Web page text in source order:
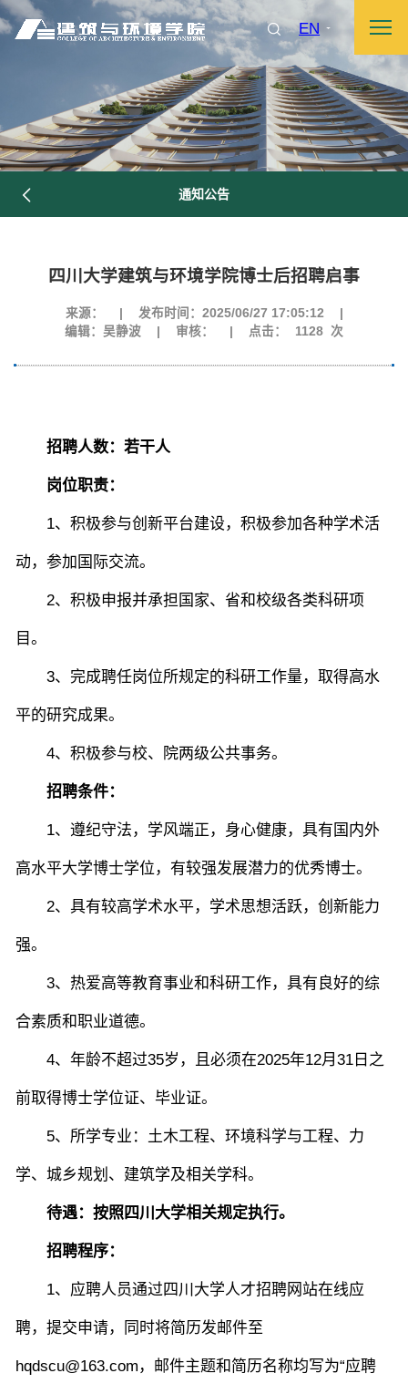
EN
图片新闻
院长致词 学院简介
院党委 院行政 院工会 教授委员会
教学科研岗 行政管理岗 教学思政岗 实验教辅岗
常用办公电话
通知公告
四川大学建筑与环境学院博士后招聘启事
来源： 发布时间：2025/06/27 17:05:12
编辑：吴静波
审核： 点击： 1128 次
招聘人数： 若干人
岗位职责：
1、积极参与创新平台建设，积极参加各种学术活
动，参加国际交流。
2、积极申报并承担国家、省和校级各类科研项
目。
3、完成聘任岗位所规定的科研工作量，取得高水
平的研究成果。
4、积极参与校、院两级公共事务。
招聘条件：
1、遵纪守法 ， 学风端正，身心健康，具有国内外
高水平大学博士学位，有较强发展潜力的优秀博士。
2、具有较高学术水平，学术思想活跃，创新能力
强。
3、热爱高等教育事业和科研工作，具有良好的综
合素质和职业道德。
4、 年龄不超过35岁，且必须在2025年12月 31 日之
前取得博士学位证、毕业证。
5、 所学专业 ： 土木工程、 环境科学与工程、力
学、城乡规划、建筑学及相关学科。
待遇： 按照四川大学相关规定执行。
招聘程序：
1、 应聘人员通过四川大学人才招聘网站在线应
聘， 提交申请，同时将简历发邮件至
hqdscu@163.com ，邮件主题和简历名称均写为“应聘